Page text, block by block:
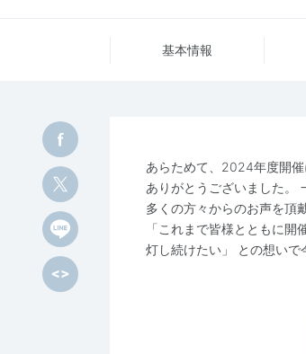
基本情報
あらためて、2024年度開
ありがとうございました。
多くの方々からのお声を頂
「これまで皆様とともに
灯し続けたい」 との想いで